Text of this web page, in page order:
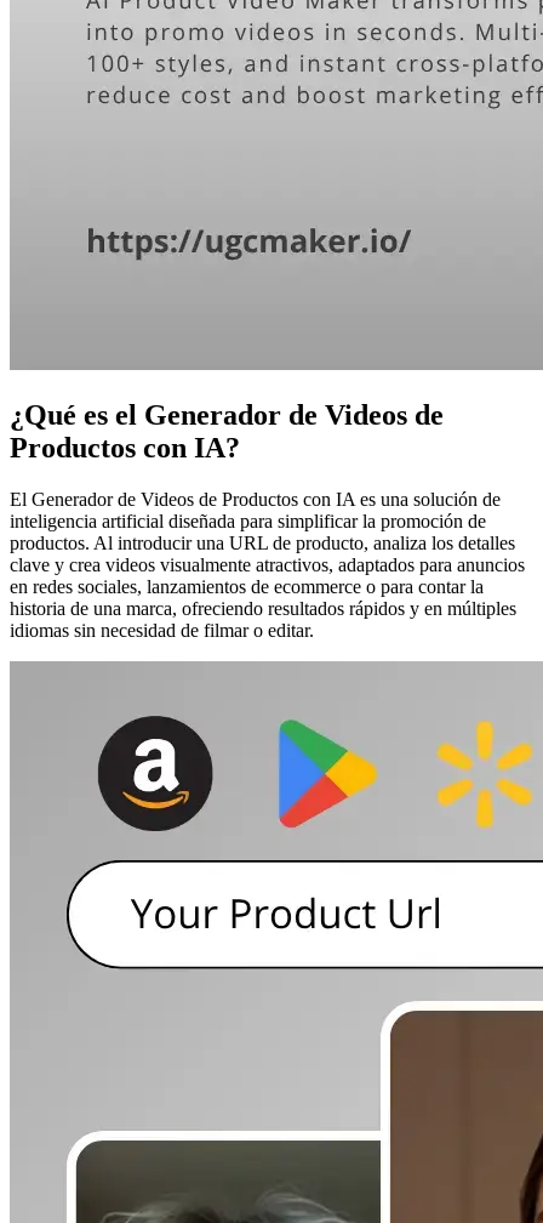
¿Qué es el Generador de Videos de
Productos con IA?
El Generador de Videos de Productos con IA es una solución de
inteligencia artificial diseñada para simplificar la promoción de
productos. Al introducir una URL de producto, analiza los detalles
clave y crea videos visualmente atractivos, adaptados para anuncios
en redes sociales, lanzamientos de ecommerce o para contar la
historia de una marca, ofreciendo resultados rápidos y en múltiples
idiomas sin necesidad de filmar o editar.